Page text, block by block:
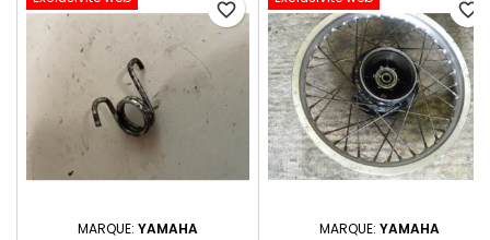
MARQUE: YAMAHA
favorite_border
MARQUE: YAMAHA
favorite_border